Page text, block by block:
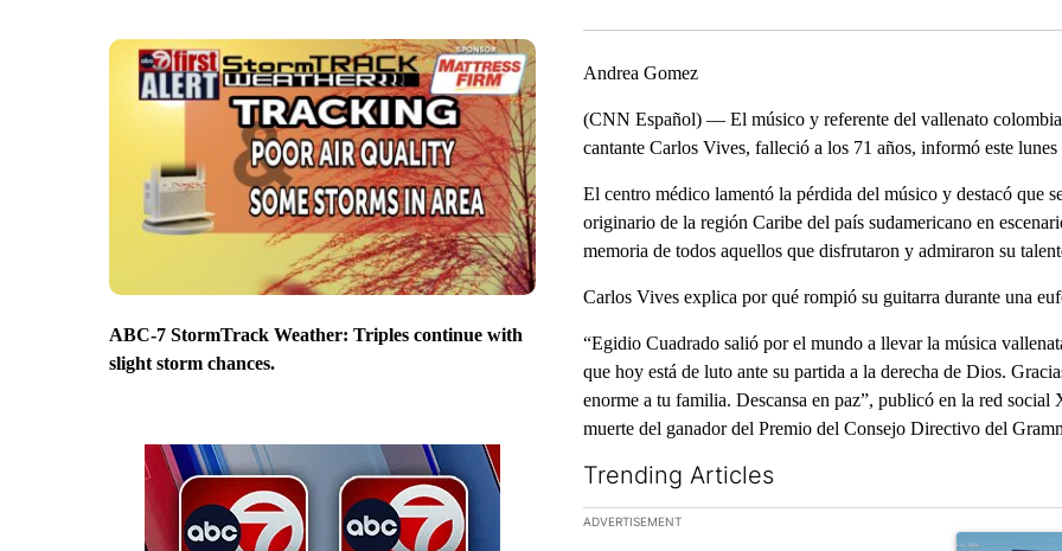
ABC-7 StormTrack Weather: Triples continue with
slight storm chances.
Andrea Gomez
(CNN Español) — El músico y referente del vallenato
cantante Carlos Vives, falleció a los 71 años, informó este
El centro médico lamentó la pérdida del músico y destacó que
originario de la región Caribe del país sudamericano en
memoria de todos aquellos que disfrutaron y admiraron su
Carlos Vives explica por qué rompió su guitarra durante una
“Egidio Cuadrado salió por el mundo a llevar la música
que hoy está de luto ante su partida a la derecha de Dios.
enorme a tu familia. Descansa en paz”, publicó en la red
muerte del ganador del Premio del Consejo Directivo del
Trending Articles
The following is a list of the most commented articles in the
ADVERTISEMENT
A trending